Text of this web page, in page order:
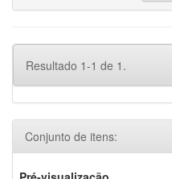
Resultado 1-1 de 1.
Conjunto de itens: